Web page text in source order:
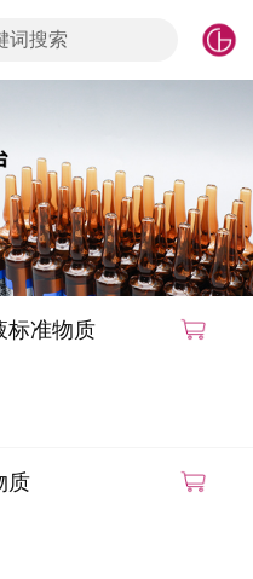
词搜索
标准物质
质
签到